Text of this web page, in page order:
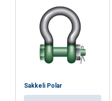
Sakkeli Polar